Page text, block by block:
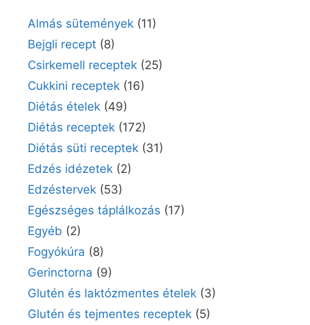
Almás sütemények (11)
Bejgli recept (8)
Csirkemell receptek (25)
Cukkini receptek (16)
Diétás ételek (49)
Diétás receptek (172)
Diétás süti receptek (31)
Edzés idézetek (2)
Edzéstervek (53)
Egészséges táplálkozás (17)
Egyéb (2)
Fogyókúra (8)
Gerinctorna (9)
Glutén és laktózmentes ételek (3)
Glutén és tejmentes receptek (5)